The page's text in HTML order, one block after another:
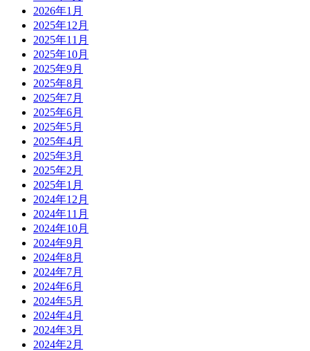
2026年1月
2025年12月
2025年11月
2025年10月
2025年9月
2025年8月
2025年7月
2025年6月
2025年5月
2025年4月
2025年3月
2025年2月
2025年1月
2024年12月
2024年11月
2024年10月
2024年9月
2024年8月
2024年7月
2024年6月
2024年5月
2024年4月
2024年3月
2024年2月